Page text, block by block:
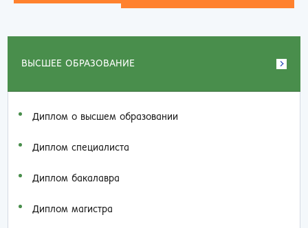
ВЫСШЕЕ ОБРАЗОВАНИЕ
Диплом о высшем образовании
Диплом специалиста
Диплом бакалавра
Диплом магистра